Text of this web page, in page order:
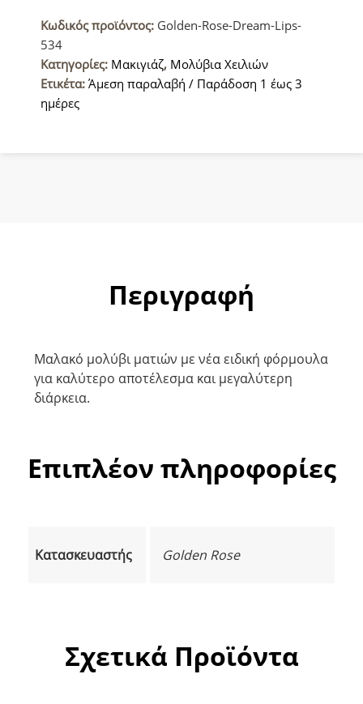
Μολύβι
Χειλιών
ποσότητα
Κωδικός προϊόντος: Golden-Rose-Dream-Lips-
534
Κατηγορίες: Μακιγιάζ, Μολύβια Χειλιών
Ετικέτα: Άμεση παραλαβή / Παράδοση 1 έως 3
ημέρες
Περιγραφή
Μαλακό μολύβι ματιών με νέα ειδική φόρμουλα
για καλύτερο αποτέλεσμα και μεγαλύτερη
διάρκεια.
Επιπλέον πληροφορίες
Κατασκευαστής Golden Rose
Σχετικά Προϊόντα